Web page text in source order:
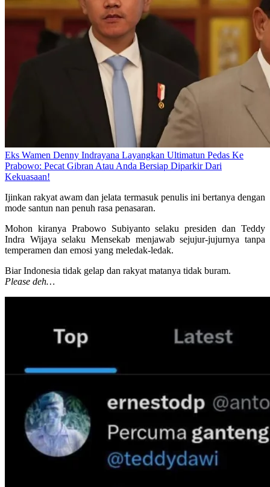
Eks Wamen Denny Indrayana Layangkan Ultimatun Pedas Ke
Prabowo: Pecat Gibran Atau Anda Bersiap Diparkir Dari
Kekuasaan!
Ijinkan rakyat awam dan jelata termasuk penulis ini bertanya dengan
mode santun nan penuh rasa penasaran.
Mohon kiranya Prabowo Subiyanto selaku presiden dan Teddy
Indra Wijaya selaku Mensekab menjawab sejujur-jujurnya tanpa
temperamen dan emosi yang meledak-ledak.
Biar Indonesia tidak gelap dan rakyat matanya tidak buram.
Please deh…